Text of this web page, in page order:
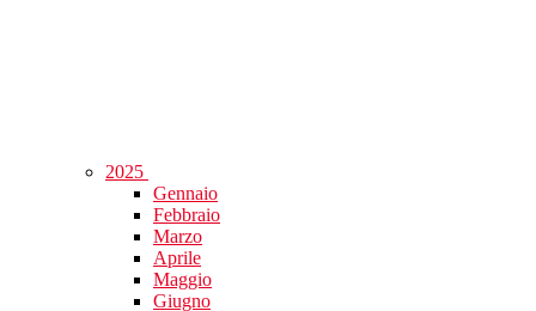
2025
Gennaio
Febbraio
Marzo
Aprile
Maggio
Giugno